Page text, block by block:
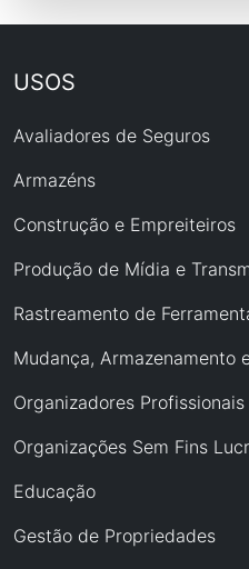
USOS
Avaliadores de Seguros
Armazéns
Construção e Empreiteiros
Produção de Mídia e
Rastreamento de
Mudança, Armazenamento
Organizadores
Organizações Sem Fins
Educação
Gestão de Propriedades